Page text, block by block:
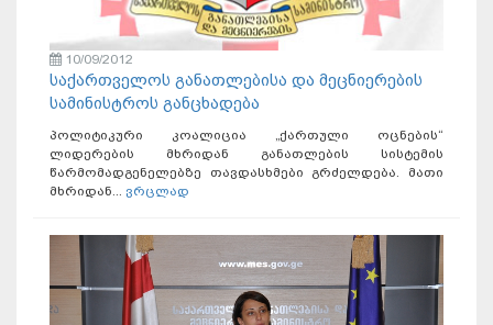
10/09/2012
საქართველოს განათლებისა და მეცნიერების
სამინისტროს განცხადება
პოლიტიკური კოალიცია „ქართული ოცნების“
ლიდერების მხრიდან განათლების სისტემის
წარმომადგენელებზე თავდასხმები გრძელდება. მათი
მხრიდან... ვრცლად